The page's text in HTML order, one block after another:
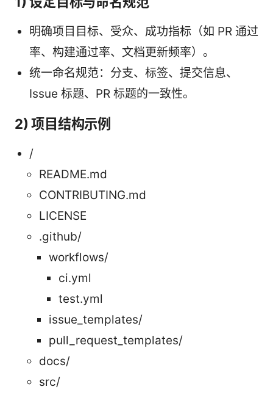
明确项目目标、受众、成功指标（如 PR 通过
率、构建通过率、文档更新频率）。
统一命名规范：分支、标签、提交信息、
Issue 标题、PR 标题的一致性。
2) 项目结构示例
/
README.md
CONTRIBUTING.md
LICENSE
.github/
workflows/
ci.yml
test.yml
issue_templates/
pull_request_templates/
docs/
src/